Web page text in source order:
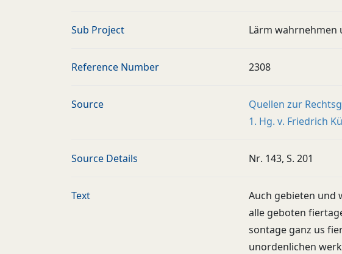
Sub Project Lärm wahrnehmen
Reference Number 2308
Source
Quellen zur
1. Hg. v. Friedrich
Source Details Nr. 143, S. 201
Text
Auch gebieten und
alle geboten
sontage ganz us
unordenlichen